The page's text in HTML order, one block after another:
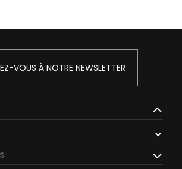
VOUS À NOTRE NEWSLETTER